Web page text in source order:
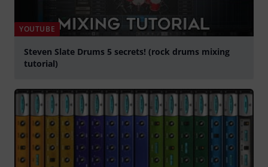
YOUTUBE
Steven Slate Drums 5 secrets! (rock drums mixing
tutorial)